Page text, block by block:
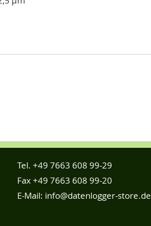
Tel. +49 7663 608 99-29
Fax +49 7663 608 99-20
E-Mail: info@datenlogger-store.de